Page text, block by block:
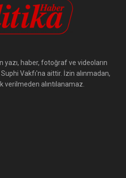
yazı, haber, fotoğraf ve videoların
Vakfı'na aittir. İzin alınmadan,
verilmeden alıntılanamaz.